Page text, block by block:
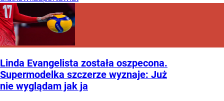
Linda Evangelista została oszpecona.
Supermodelka szczerze wyznaje: Już
nie wyglądam jak ja